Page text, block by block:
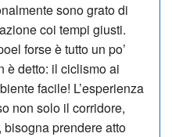
sono grato di
coi tempi giusti.
forse è tut­to un po’
è detto: il ciclismo ai
facile! L’espe­rien­­za
non solo il corridore,
bisogna prendere atto